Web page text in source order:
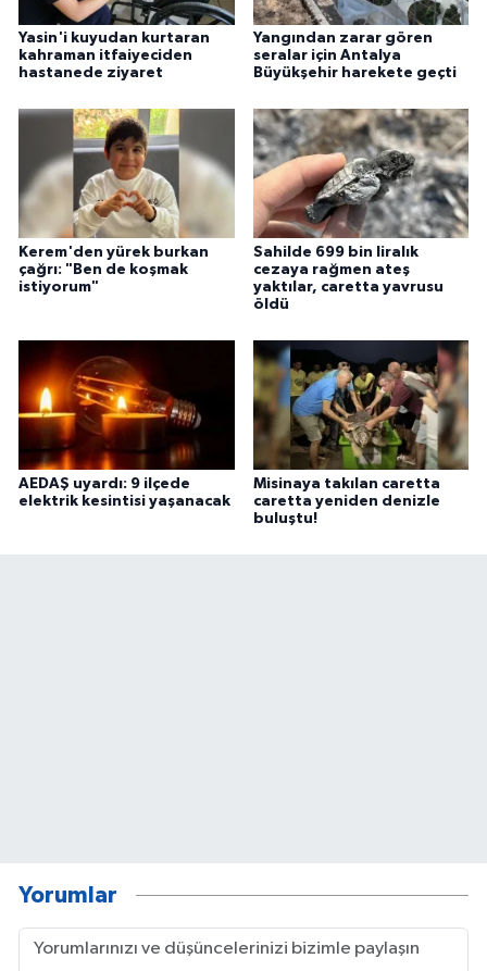
Yasin'i kuyudan kurtaran
kahraman itfaiyeciden
hastanede ziyaret
Yangından zarar gören
seralar için Antalya
Büyükşehir harekete geçti
Kerem'den yürek burkan
çağrı: "Ben de koşmak
istiyorum"
Sahilde 699 bin liralık
cezaya rağmen ateş
yaktılar, caretta yavrusu
öldü
AEDAŞ uyardı: 9 ilçede
elektrik kesintisi yaşanacak
Misinaya takılan caretta
caretta yeniden denizle
buluştu!
Yorumlar